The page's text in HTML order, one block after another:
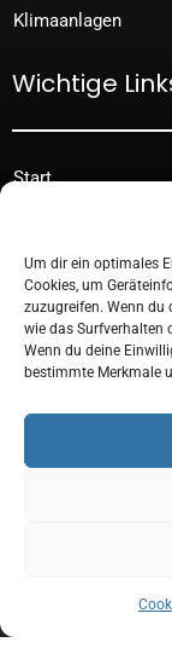
Um dir ein optimales
Cookies, um
zuzugreifen. Wenn du
wie das Surfverhalten
Wenn du deine
bestimmte Merkmale
Klimaanlagen
Wichtige
Start
Förderung &
Über uns
Jobs
Serviceauftrag
Kontakt
Impressum